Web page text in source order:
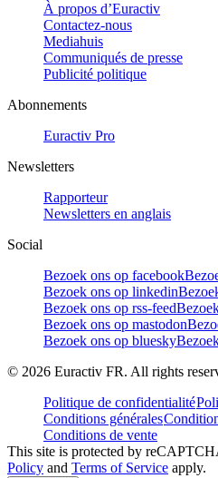
À propos d’Euractiv
Contactez-nous
Mediahuis
Communiqués de presse
Publicité politique
Abonnements
Euractiv Pro
Newsletters
Rapporteur
Newsletters en anglais
Social
Bezoek ons op facebook
Bezoek ons op linkedin
Bezoek ons op rss-feed
Bezoek ons op mastodon
Bezoek ons op bluesky
© 2026 Euractiv FR. All rights
Politique de confidentialité
Conditions générales
Conditions de vente
This site is protected by
Policy and Terms of Service apply.